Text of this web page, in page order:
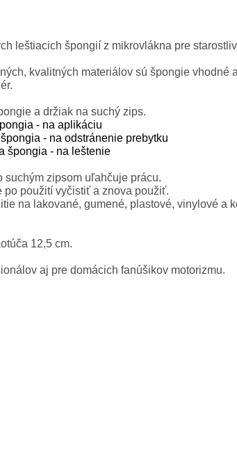
leštiacich špongií z mikrovlákna pre
kvalitných materiálov sú špongie vhodné
a držiak na suchý zips.
- na aplikáciu
- na odstránenie prebytku
špongia - na leštenie
suchým zipsom uľahčuje prácu.
po použití vyčistiť a znova použiť.
na lakované, gumené, plastové, vinylové a
12,5 cm.
aj pre domácich fanúšikov motorizmu.